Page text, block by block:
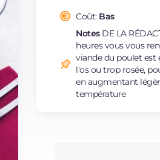
Fibre
Cholestérol
Sodium
Coût: Bas
NotesDE LA
heures vous vous
viande du poulet est
l'os ou trop rosée,
en augmentant
température